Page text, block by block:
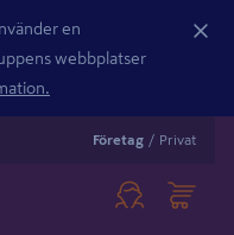
en
webbplatser
Företag / Privat